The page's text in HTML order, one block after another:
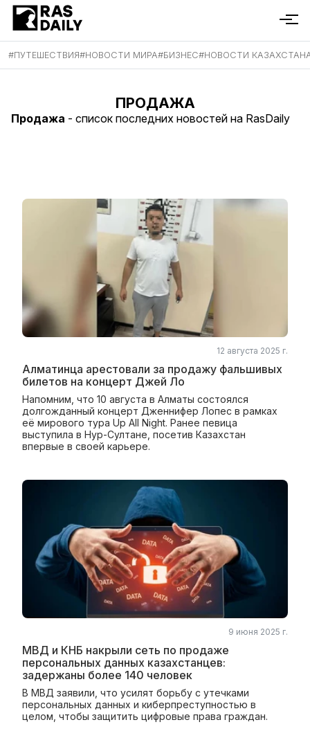
#ПУТЕШЕСТВИЯ#НОВОСТИ МИРА#БИЗНЕС#НОВОСТИ
ПРОДАЖА
Продажа - список последних новостей на RasDaily
12 августа 2025 г.
Алматинца арестовали за продажу фальшивых
билетов на концерт Джей Ло
Напомним, что 10 августа в Алматы состоялся
долгожданный концерт Дженнифер Лопес в рамках
её мирового тура Up All Night. Ранее певица
выступила в Нур-Султане, посетив Казахстан
впервые в своей карьере.
9 июня 2025 г.
МВД и КНБ накрыли сеть по продаже
персональных данных казахстанцев:
задержаны более 140 человек
В МВД заявили, что усилят борьбу с утечками
персональных данных и киберпреступностью в
целом, чтобы защитить цифровые права граждан.